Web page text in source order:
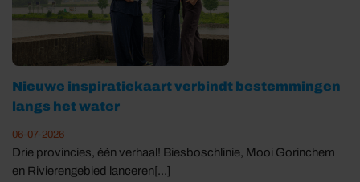
Nieuwe inspiratiekaart verbindt bestemmingen
langs het water
06-07-2026
Drie provincies, één verhaal! Biesboschlinie, Mooi Gorinchem
en Rivierengebied lanceren[...]